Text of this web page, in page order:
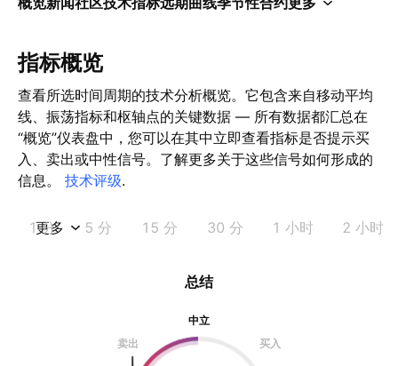
指标概览
查看所选时间周期的技术分析概览。它包含来自移动平均
线、振荡指标和枢轴点的关键数据 — 所有数据都汇总在
“概览”仪表盘中，您可以在其中立即查看指标是否提示买
入、卖出或中性信号。了解更多关于这些信号如何形成的
信息。 技术评级.
1 分 5 分 15 分 30 分 1 小时 2 小时
更多
总结
中立
卖出
买入